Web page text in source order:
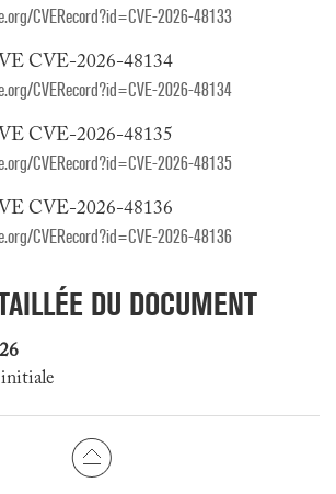
CVERecord?id=CVE-2026-48133
CVE-2026-48134
CVERecord?id=CVE-2026-48134
CVE-2026-48135
CVERecord?id=CVE-2026-48135
CVE-2026-48136
CVERecord?id=CVE-2026-48136
DU DOCUMENT
initiale